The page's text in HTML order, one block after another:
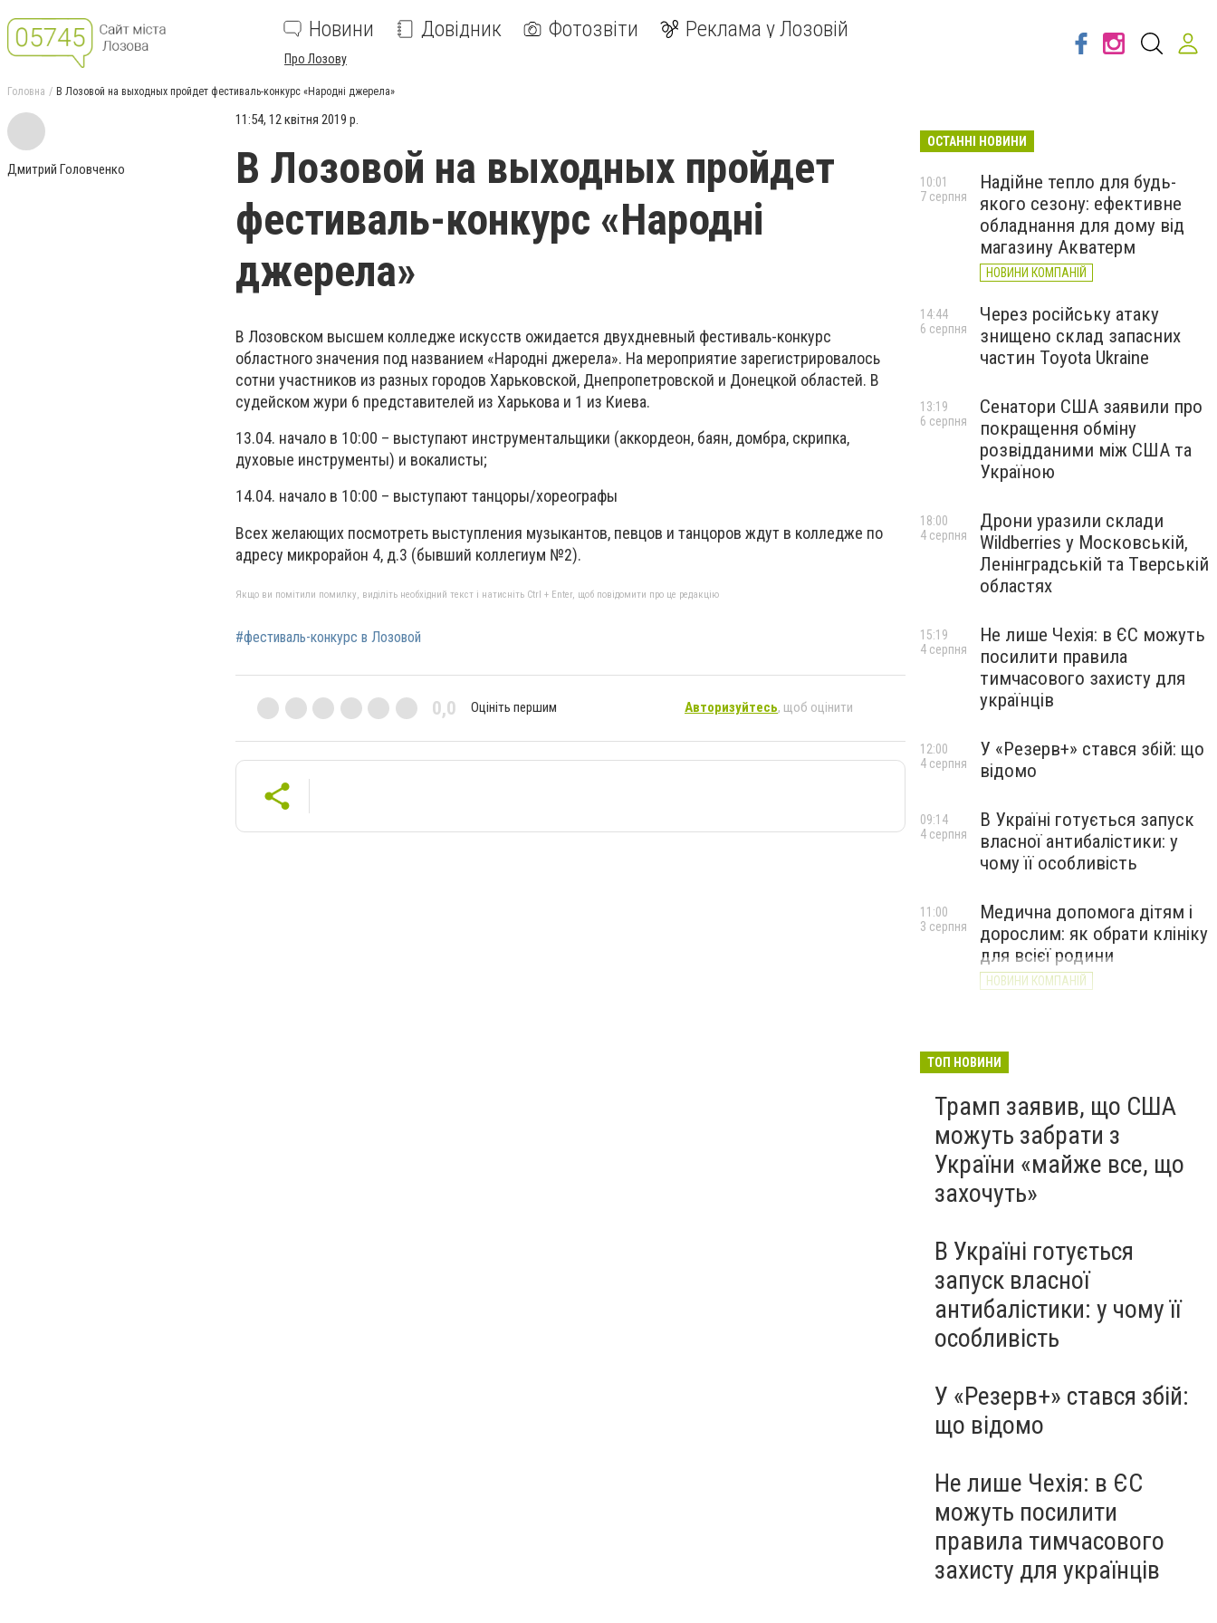
Новини Довідник Фотозвіти Реклама у Лозовій
Про Лозову
Головна В Лозовой на выходных пройдет фестиваль-конкурс «Народні джерела»
Дмитрий Головченко
11:54, 12 квітня 2019 р.
В Лозовой на выходных пройдет
фестиваль-конкурс «Народні
джерела»
В Лозовском высшем колледже искусств ожидается двухдневный фестиваль-конкурс
областного значения под названием «Народні джерела». На мероприятие зарегистрировалось
сотни участников из разных городов Харьковской, Днепропетровской и Донецкой областей. В
судейском жури 6 представителей из Харькова и 1 из Киева.
13.04. начало в 10:00 – выступают инструментальщики (аккордеон, баян, домбра, скрипка,
духовые инструменты) и вокалисты;
14.04. начало в 10:00 – выступают танцоры/хореографы
Всех желающих посмотреть выступления музыкантов, певцов и танцоров ждут в колледже по
адресу микрорайон 4, д.3 (бывший коллегиум №2).
Якщо ви помітили помилку, виділіть необхідний текст і натисніть Ctrl + Enter, щоб повідомити про це редакцію
#фестиваль-конкурс в Лозовой
0,0 Оцініть першим Авторизуйтесь, щоб оцінити
ОСТАННІ НОВИНИ
Надійне тепло для будь-
якого сезону: ефективне
обладнання для дому від
магазину Акватерм
НОВИНИ КОМПАНІЙ
10:01
7 серпня
Через російську атаку
знищено склад запасних
частин Toyota Ukraine
14:44
6 серпня
Сенатори США заявили про
покращення обміну
розвідданими між США та
Україною
13:19
6 серпня
Дрони уразили склади
Wildberries у Московській,
Ленінградській та Тверській
областях
18:00
4 серпня
Не лише Чехія: в ЄС можуть
посилити правила
тимчасового захисту для
українців
15:19
4 серпня
У «Резерв+» стався збій: що
відомо
12:00
4 серпня
В Україні готується запуск
власної антибалістики: у
чому її особливість
09:14
4 серпня
Медична допомога дітям і
дорослим: як обрати клініку
для всієї родини
НОВИНИ КОМПАНІЙ
11:00
3 серпня
ТОП НОВИНИ
Трамп заявив, що США
можуть забрати з
України «майже все, що
захочуть»
В Україні готується
запуск власної
антибалістики: у чому її
особливість
У «Резерв+» стався збій:
що відомо
Не лише Чехія: в ЄС
можуть посилити
правила тимчасового
захисту для українців